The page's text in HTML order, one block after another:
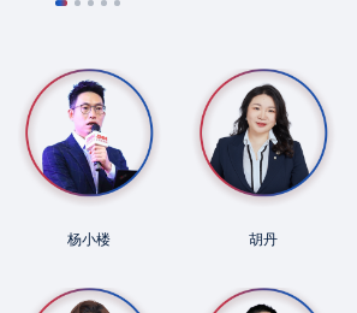
杨小楼